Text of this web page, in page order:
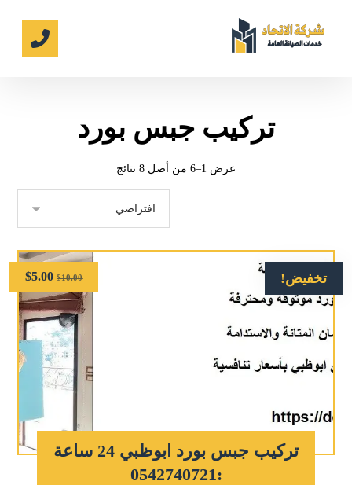
تركيب جبس بورد
عرض 1–6 من أصل 8 نتائج
تخفيض!
تركيب جبس بورد ابوظبي 24 ساعة
:0542740721
$10.00
$5.00